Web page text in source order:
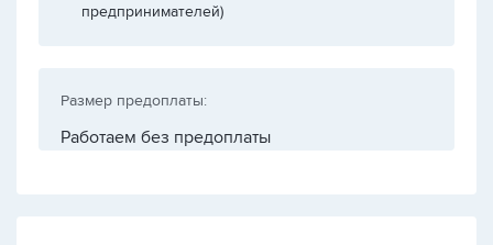
предпринимателей)
Размер предоплаты:
Работаем без предоплаты